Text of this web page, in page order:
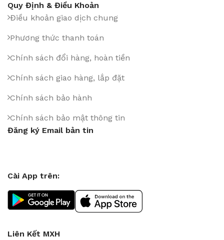
Quy Định & Điều Khoản
Điều khoản giao dịch chung
Phương thức thanh toán
Chính sách đổi hàng, hoàn tiền
Chính sách giao hàng, lắp đặt
Chính sách bảo hành
Chính sách bảo mật thông tin
Đăng ký Email bản tin
Cài App trên:
Liên Kết MXH